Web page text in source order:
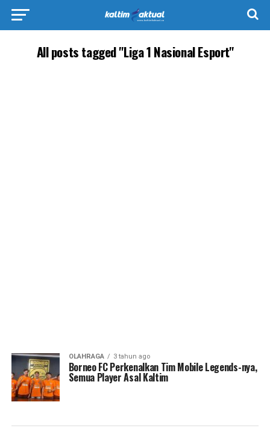
All posts tagged "Liga 1 Nasional Esport"
OLAHRAGA 3 tahun ago
Borneo FC Perkenalkan Tim Mobile Legends-nya,
Semua Player Asal Kaltim